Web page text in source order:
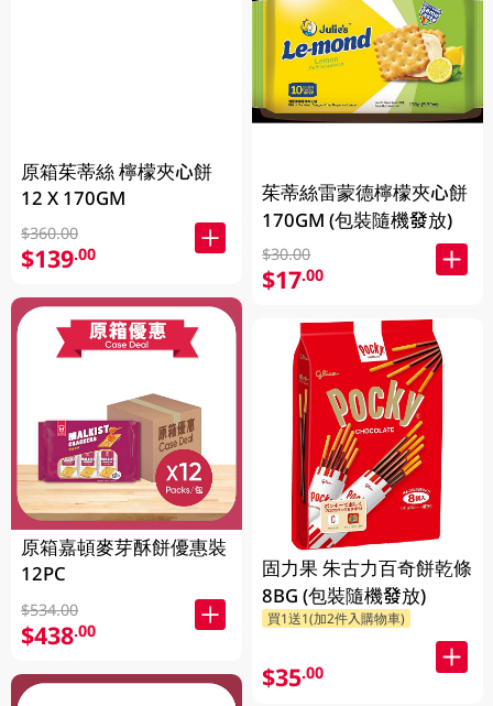
原箱茱蒂絲 檸檬夾心餅
12 X 170GM
$360.00
$139.00
原箱嘉頓麥芽酥餅優惠裝
12PC
$534.00
$438.00
茱蒂絲雷蒙德檸檬夾心餅
170GM (包裝隨機發放)
$30.00
$17.00
固力果 朱古力百奇餅乾條
8BG (包裝隨機發放)
買1送1(加2件入購物車)
$35.00